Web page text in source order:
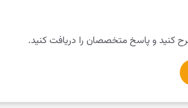
کنید و پاسخ متخصصان را دریافت کنید.